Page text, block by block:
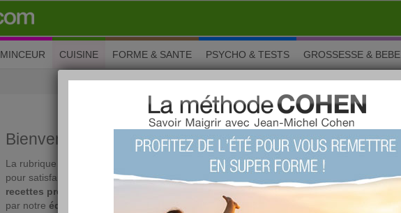
MINCEUR CUISINE FORME & SANTE PSYCHO & TESTS GROSSESSE & BEBE
Bienvenue sur la rubrique cuisine
La rubrique Cuisine d'Aujourdhui.com vous propose desidées de recettes de cuisine
pour satisfaire votre
gourmandiseet vos
. Retrouvez toutes vos
recettes préférées
et découvrez des nouveautés ! Toutes nos recettes sont validées
par notre équipe diététique pour vous aider à combiner
. Avec les